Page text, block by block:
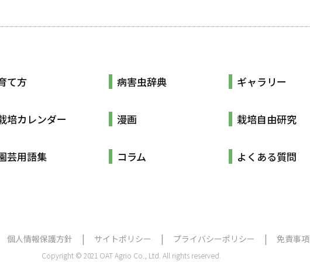
て方
培カレンダー
芸用語集
病害虫辞典
漫画
コラム
ギャラリー
栽培自由研究
よくある質問
個人情報保護方針 サイトポリシー プライバシーポリシー 免責事項
Copyright © 2021 OAT Agrio Co., Ltd. All rights reserved.